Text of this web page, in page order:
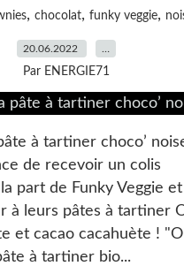
, chocolat, funky veggie,
20.06.2022
Par ENERGIE71
à tartiner choco’
de recevoir un colis
part de Funky Veggie
à leurs pâtes à tartiner
et cacao cacahuète !
à tartiner bio...